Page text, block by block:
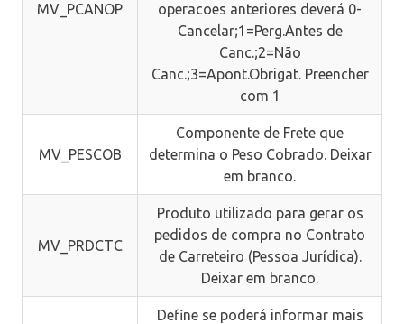
MV_PCANOP
operacoes anteriores deverá 0-
Cancelar;1=Perg.Antes de
Canc.;2=Não
Canc.;3=Apont.Obrigat. Preencher
com 1
MV_PESCOB
Componente de Frete que
determina o Peso Cobrado. Deixar
em branco.
MV_PRDCTC
Produto utilizado para gerar os
pedidos de compra no Contrato
de Carreteiro (Pessoa Jurídica).
Deixar em branco.
Define se poderá informar mais